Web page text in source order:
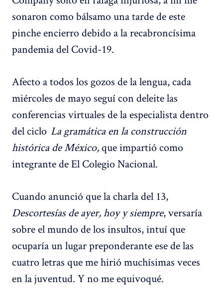
sonaron como bálsamo una tarde de este
pinche encierro debido a la recabroncísima
pandemia del Covid-19.
Afecto a todos los gozos de la lengua, cada
miércoles de mayo seguí con deleite las
conferencias virtuales de la especialista dentro
del ciclo La gramática en la construcción
histórica de México,que impartió como
integrante de El Colegio Nacional.
Cuando anunció que la charla del 13,
Descortesías de ayer, hoy y siempre, versaría
sobre el mundo de los insultos, intuí que
ocuparía un lugar preponderante ese de las
cuatro letras que me hirió muchísimas veces
en la juventud. Y no me equivoqué.